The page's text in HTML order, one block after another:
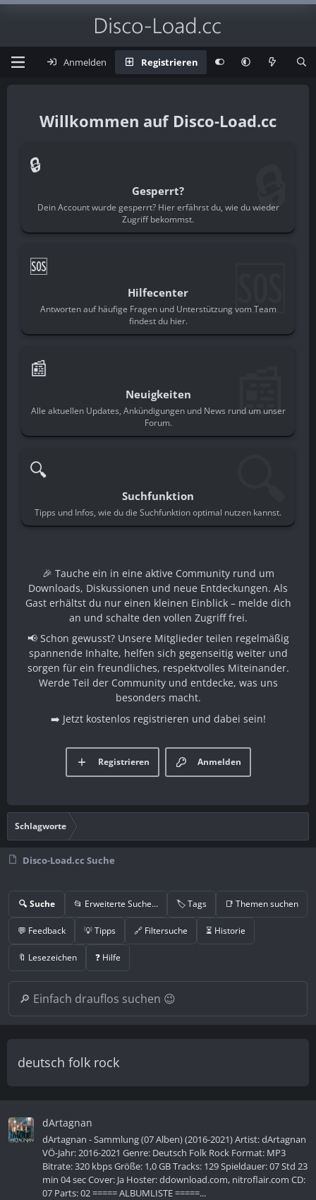
Anmelden Registrieren
Disco-Load.cc
🔒
Gesperrt?
Dein Account wurde gesperrt? Hier erfährst du, wie du wieder
Zugriff bekommst.
🔒
🆘
Hilfecenter
Antworten auf häufige Fragen und Unterstützung vom Team
findest du hier.
🆘
📰
Neuigkeiten
Alle aktuellen Updates, Ankündigungen und News rund um unser
Forum.
📰
🔍
Suchfunktion
Tipps und Infos, wie du die Suchfunktion optimal nutzen kannst.
🎉 Tauche ein in eine aktive Community rund um
Downloads, Diskussionen und neue Entdeckungen. Als
Gast erhältst du nur einen kleinen Einblick – melde dich
an und schalte den vollen Zugriff frei.
📢 Schon gewusst? Unsere Mitglieder teilen regelmäßig
spannende Inhalte, helfen sich gegenseitig weiter und
sorgen für ein freundliches, respektvolles Miteinander.
Werde Teil der Community und entdecke, was uns
besonders macht.
➡️ Jetzt kostenlos registrieren und dabei sein!
Anmelden
Registrieren
Schlagworte
Disco-Load.cc Suche
🔍 Suche 📂 Erweiterte Suche… 🏷️ Tags 📑 Themen suchen
💬 Feedback 💡 Tipps 🔗 Filtersuche ⏳ Historie
🔖 Lesezeichen ❓ Hilfe
deutsch folk rock
dArtagnan
dArtagnan - Sammlung (07 Alben) (2016-2021) Artist: dArtagnan
VÖ-Jahr: 2016-2021 Genre: Deutsch Folk Rock Format: MP3
Bitrate: 320 kbps Größe: 1,0 GB Tracks: 129 Spieldauer: 07 Std 23
min 04 sec Cover: Ja Hoster: ddownload.com, nitroflair.com CD:
07 Parts: 02 ===== ALBUMLISTE =====...